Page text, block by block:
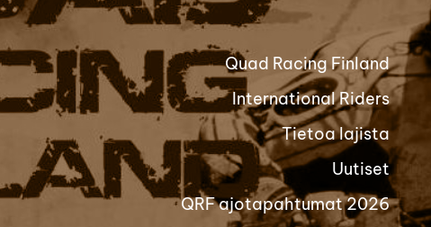
Quad Racing Finland
International Riders
Tietoa lajista
Uutiset
QRF ajotapahtumat 2026